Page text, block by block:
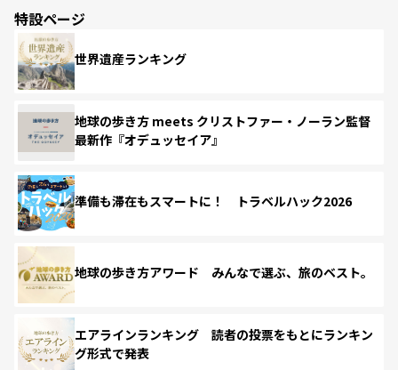
特設ページ
世界遺産ランキング
地球の歩き方 meets クリストファー・ノーラン監督
最新作『オデュッセイア』
準備も滞在もスマートに！ トラベルハック2026
地球の歩き方アワード みんなで選ぶ、旅のベスト。
エアラインランキング 読者の投票をもとにランキン
グ形式で発表